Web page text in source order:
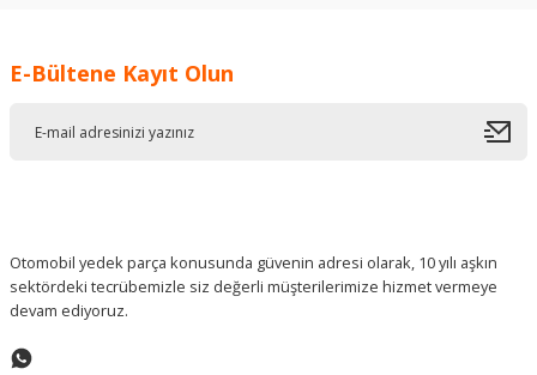
E-Bültene Kayıt Olun
Otomobil yedek parça konusunda güvenin adresi olarak, 10 yılı aşkın
sektördeki tecrübemizle siz değerli müşterilerimize hizmet vermeye
devam ediyoruz.